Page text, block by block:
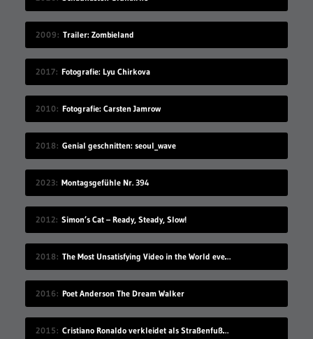
2009 Trailer: Zombieland
2017 Fotografie: Lyu Chirkova
2010 Fotografie: Carsten Jamrow
2018 Genial geschnitten: seoul_wave
2023 Montagsgefühle Nr. 394
2012 Simon’s Cat – Ready, Steady, Slow!
2018 The Most Unsatisfying Video in the World ever made – part 2
2016 Poet Anderson The Dream Walker
2015 Cristiano Ronaldo verkleidet als Straßenfußballer